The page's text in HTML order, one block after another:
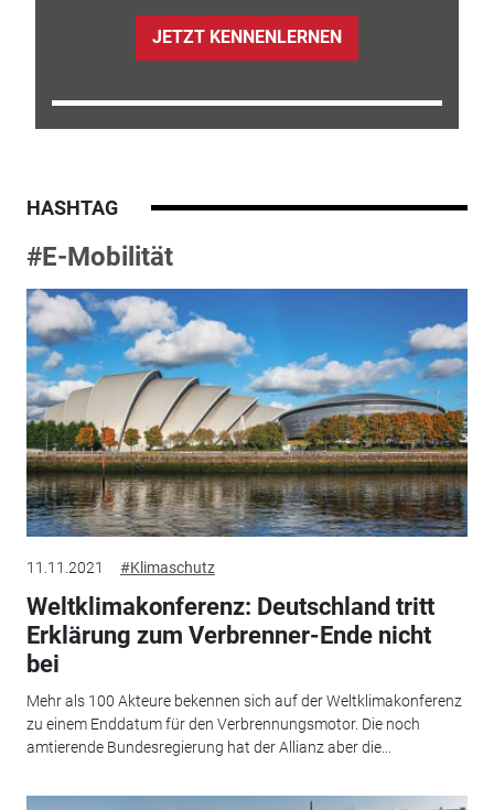
JETZT KENNENLERNEN
HASHTAG
#E-Mobilität
11.11.2021 #Klimaschutz
Weltklimakonferenz: Deutschland tritt
Erklärung zum Verbrenner-Ende nicht
bei
Mehr als 100 Akteure bekennen sich auf der Weltklimakonferenz
zu einem Enddatum für den Verbrennungsmotor. Die noch
amtierende Bundesregierung hat der Allianz aber die...